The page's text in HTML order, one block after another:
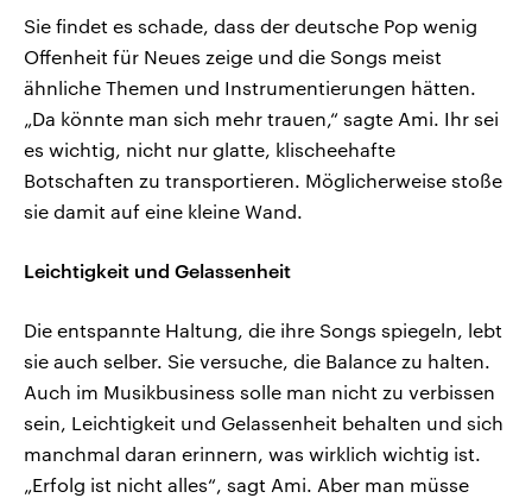
Sie findet es schade, dass der deutsche Pop wenig
Offenheit für Neues zeige und die Songs meist
ähnliche Themen und Instrumentierungen hätten.
„Da könnte man sich mehr trauen,“ sagte Ami. Ihr sei
es wichtig, nicht nur glatte, klischeehafte
Botschaften zu transportieren. Möglicherweise stoße
sie damit auf eine kleine Wand.
Leichtigkeit und Gelassenheit
Die entspannte Haltung, die ihre Songs spiegeln, lebt
sie auch selber. Sie versuche, die Balance zu halten.
Auch im Musikbusiness solle man nicht zu verbissen
sein, Leichtigkeit und Gelassenheit behalten und sich
manchmal daran erinnern, was wirklich wichtig ist.
„Erfolg ist nicht alles“, sagt Ami. Aber man müsse